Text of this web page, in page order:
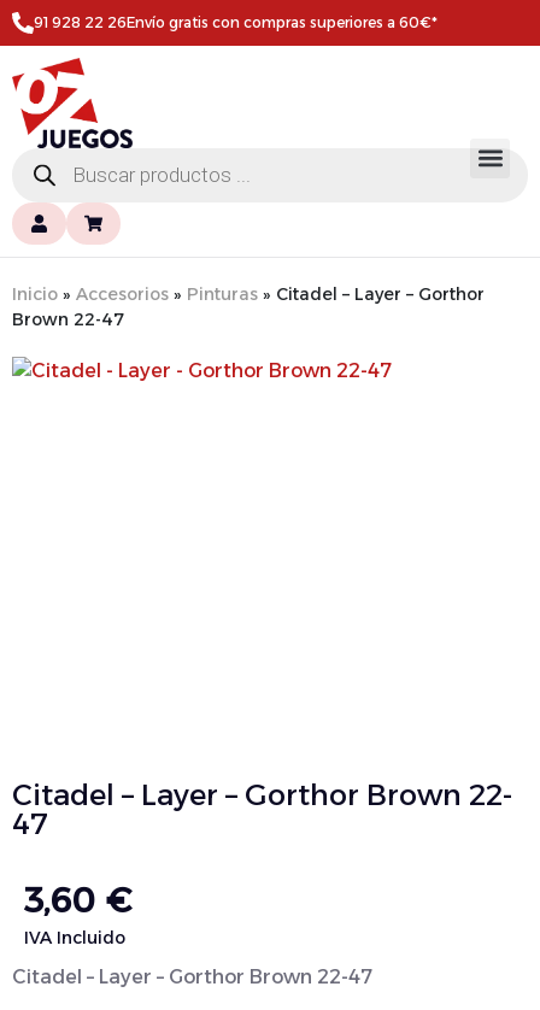
91 928 22 26Envío gratis con compras superiores a 60€*
Inicio » Accesorios » Pinturas » Citadel – Layer – Gorthor
Brown 22-47
Citadel – Layer – Gorthor Brown 22-
47
3,60 €
IVA Incluido
Citadel – Layer – Gorthor Brown 22-47